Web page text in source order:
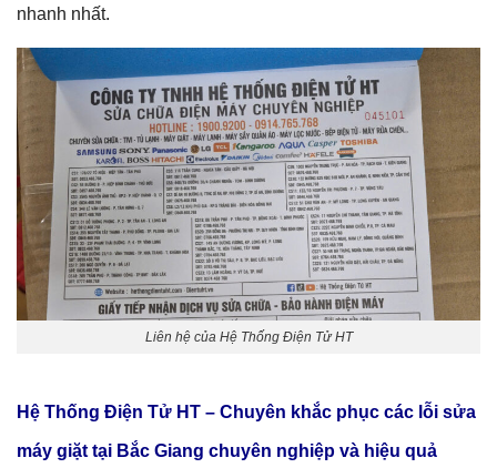
nhanh nhất.
Liên hệ của Hệ Thống Điện Tử HT
Hệ Thống Điện Tử HT – Chuyên khắc phục các lỗi sửa
máy giặt tại Bắc Giang chuyên nghiệp và hiệu quả